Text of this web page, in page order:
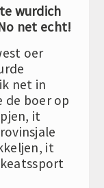
wurdich
net echt!
oer
net in
de boer op
it
it